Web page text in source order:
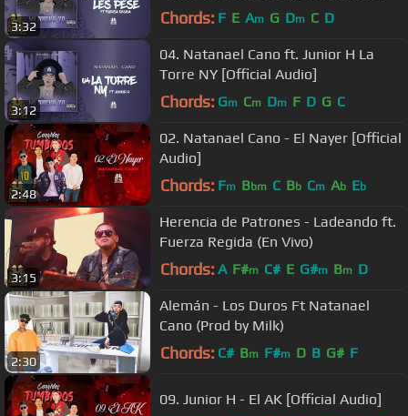
3:32 Chords: F E Am G Dm C D
3:12
04. Natanael Cano ft. Junior H La
Torre NY [Official Audio]
Chords: Gm Cm Dm F D G C
2:48
02. Natanael Cano - El Nayer [Official
Audio]
Chords: Fm Bbm C Bb Cm Ab Eb
3:15
Herencia de Patrones - Ladeando ft.
Fuerza Regida (En Vivo)
Chords: A F#m C# E G#m Bm D
2:30
Alemán - Los Duros Ft Natanael
Cano (Prod by Milk)
Chords: C# Bm F#m D B G# F
09. Junior H - El AK [Official Audio]